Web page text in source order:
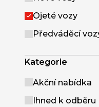
Ojeté vozy
Předváděcí
Kategorie
Akční nabídka
Ihned k odběru